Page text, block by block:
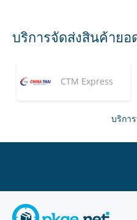
บริการจัดส่งสินค้ายอ
CTM Express
บริกา